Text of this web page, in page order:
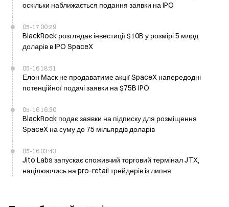
оскільки наближається подання заявки на IPO
05-17 00:29
BlackRock розглядає інвестиції $10B у розмірі 5 млрд
доларів в IPO SpaceX
05-16 18:51
Елон Маск не продаватиме акції SpaceX напередодні
потенційної подачі заявки на $75B IPO
05-16 16:30
BlackRock подає заявки на підписку для розміщення
SpaceX на суму до 75 мільярдів доларів
05-16 03:43
Jito Labs запускає споживчий торговий термінал JTX,
націлюючись на pro-retail трейдерів із липня